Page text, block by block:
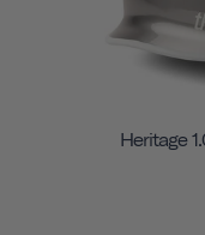
Heritage